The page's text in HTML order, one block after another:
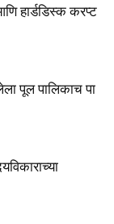
हार्डडिस्क करप्ट
पूल पालिकाच पा